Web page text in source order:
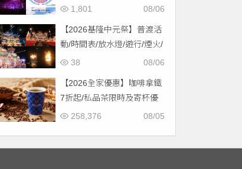
票一次看！
08/06
1,801
【2026基隆中元祭】普渡活
動/時間表/放水燈/遊行/煙火/
交通一次看！
08/06
38
【2026全家優惠】咖啡拿鐵
7折起/私品茶限時及寄杯優
惠！價格/菜單一起看
08/05
258,376